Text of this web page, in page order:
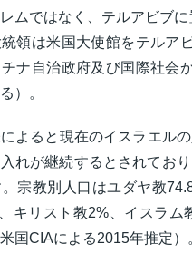
ムではなく、テルアビブ
領は米国大使館をテルア
ナ自治政府及び国際社会
）。
よると現在のイスラエル
れが継続するとされてお
宗教別人口はユダヤ教
キリスト教2%、イスラム
国CIAによる2015年推定）